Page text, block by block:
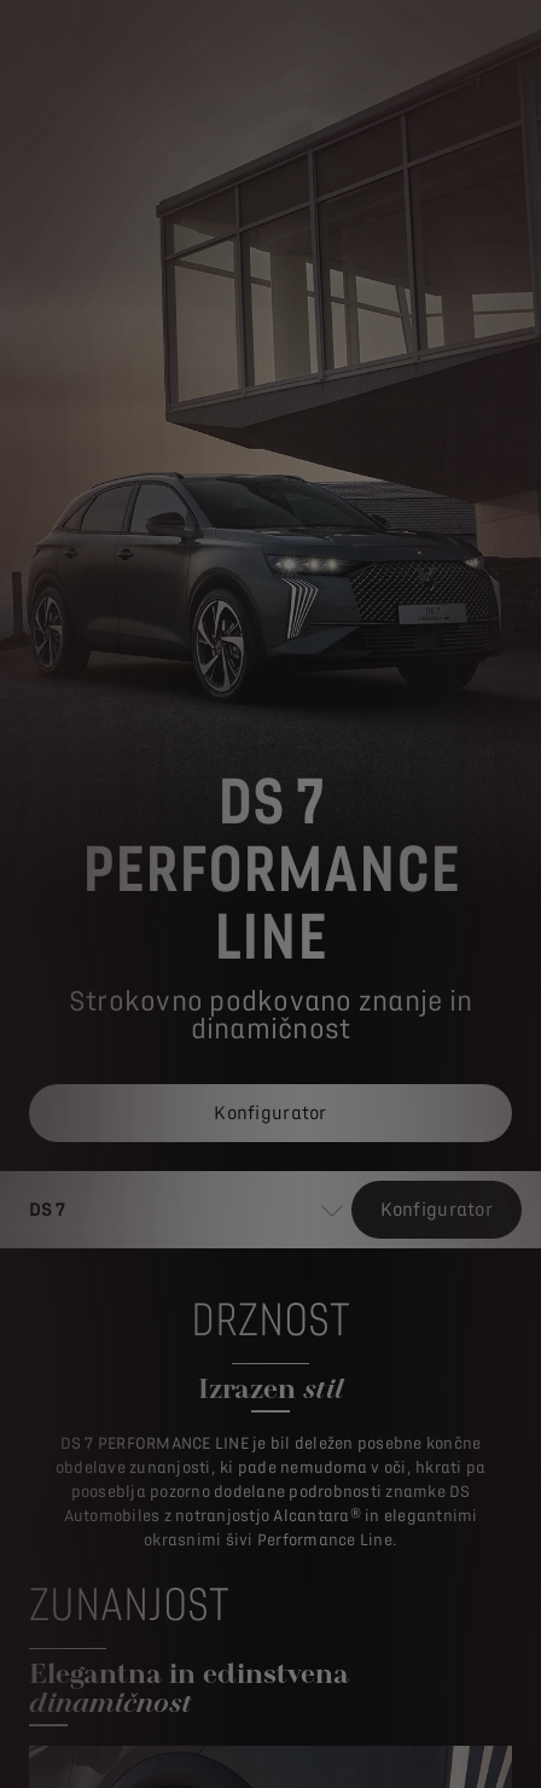
DS 7
PERFORMANCE
LINE
Strokovno podkovano znanje in
dinamičnost
Konfigurator
DS 7 Konfigurator
DRZNOST
Izrazen stil
DS 7 PERFORMANCE LINE je bil deležen posebne končne
obdelave zunanjosti, ki pade nemudoma v oči, hkrati pa
pooseblja pozorno dodelane podrobnosti znamke DS
Automobiles z notranjostjo Alcantara® in elegantnimi
okrasnimi šivi Performance Line.
ZUNANJOST
Elegantna in edinstvena
dinamičnost